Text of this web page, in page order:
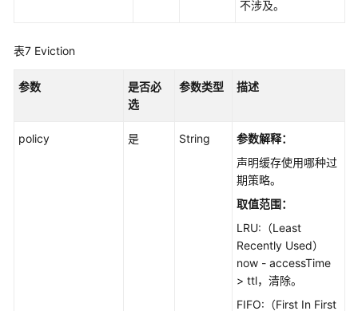
不涉及。
表7 Eviction
参数
是否必
选
参数类型 描述
policy 是 String
参数解释：
声明缓存使用哪种过
期策略。
取值范围：
LRU:（Least
Recently Used）
now - accessTime
> ttl，清除。
FIFO:（First In First